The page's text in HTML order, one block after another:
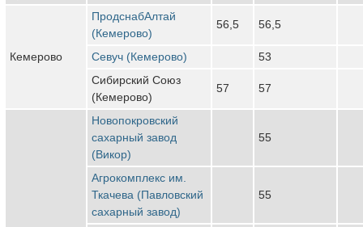
Кемерово
ПродснабАлтай
(Кемерово)
56,5 56,5
Севуч (Кемерово)
53
Сибирский Союз
(Кемерово)
57 57
Новопокровский
сахарный завод
(Викор)
55
Агрокомплекс им.
Ткачева (Павловский
сахарный завод)
55